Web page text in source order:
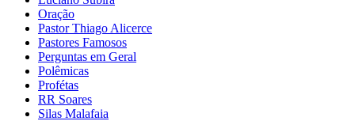
Oração
Pastor Thiago Alicerce
Pastores Famosos
Perguntas em Geral
Polêmicas
Profétas
RR Soares
Silas Malafaia